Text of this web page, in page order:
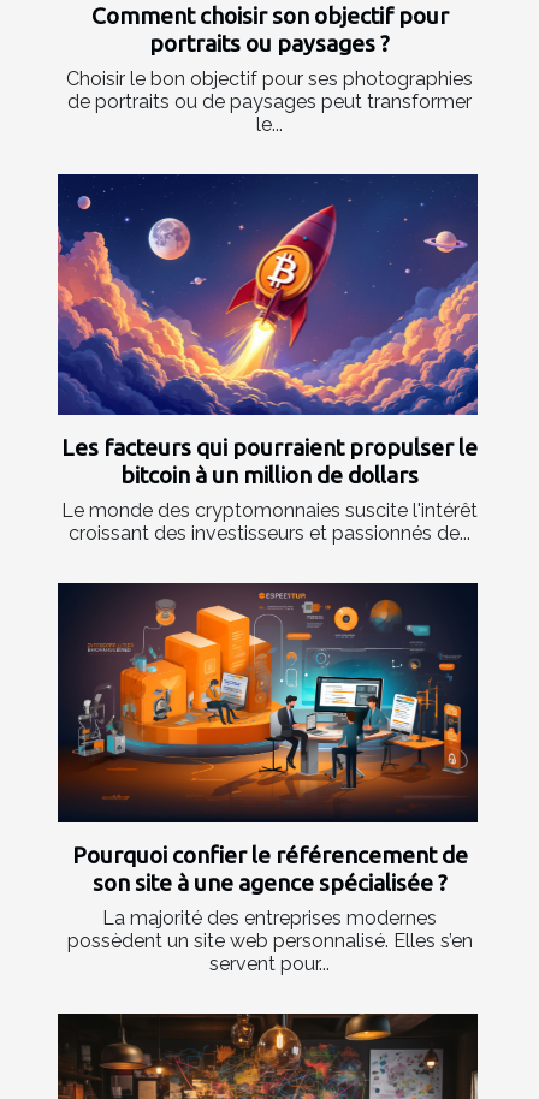
Comment choisir son objectif pour
portraits ou paysages ?
Choisir le bon objectif pour ses photographies
de portraits ou de paysages peut transformer
le...
Les facteurs qui pourraient propulser le
bitcoin à un million de dollars
Le monde des cryptomonnaies suscite l'intérêt
croissant des investisseurs et passionnés de...
Pourquoi confier le référencement de
son site à une agence spécialisée ?
La majorité des entreprises modernes
possèdent un site web personnalisé. Elles s’en
servent pour...